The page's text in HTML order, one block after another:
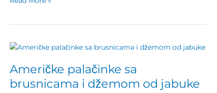
Američke palačinke sa
brusnicama i džemom od jabuke
Američke
sa
brusnicama
i